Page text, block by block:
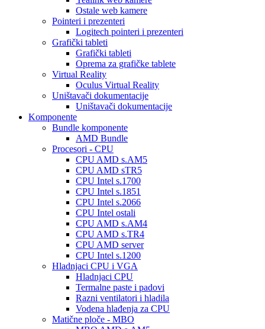
Ostale web kamere
Pointeri i prezenteri
Logitech pointeri i prezenteri
Grafički tableti
Grafički tableti
Oprema za grafičke tablete
Virtual Reality
Oculus Virtual Reality
Uništavači dokumentacije
Uništavači dokumentacije
Komponente
Bundle komponente
AMD Bundle
Procesori - CPU
CPU AMD s.AM5
CPU AMD sTR5
CPU Intel s.1700
CPU Intel s.1851
CPU Intel s.2066
CPU Intel ostali
CPU AMD s.AM4
CPU AMD s.TR4
CPU AMD server
CPU Intel s.1200
Hladnjaci CPU i VGA
Hladnjaci CPU
Termalne paste i padovi
Razni ventilatori i hladila
Vodena hlađenja za CPU
Matične ploče - MBO